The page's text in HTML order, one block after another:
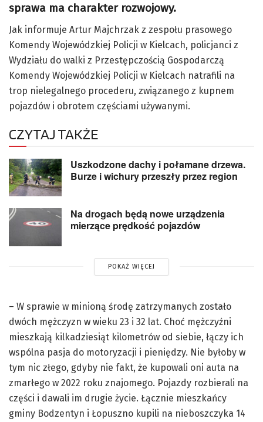
sprawa ma charakter rozwojowy.
Jak informuje Artur Majchrzak z zespołu prasowego
Komendy Wojewódzkiej Policji w Kielcach, policjanci z
Wydziału do walki z Przestępczością Gospodarczą
Komendy Wojewódzkiej Policji w Kielcach natrafili na
trop nielegalnego procederu, związanego z kupnem
pojazdów i obrotem częściami używanymi.
CZYTAJ TAKŻE
Uszkodzone dachy i połamane drzewa.
Burze i wichury przeszły przez region
Na drogach będą nowe urządzenia
mierzące prędkość pojazdów
POKAŻ WIĘCEJ
– W sprawie w minioną środę zatrzymanych zostało
dwóch mężczyzn w wieku 23 i 32 lat. Choć mężczyźni
mieszkają kilkadziesiąt kilometrów od siebie, łączy ich
wspólna pasja do motoryzacji i pieniędzy. Nie byłoby w
tym nic złego, gdyby nie fakt, że kupowali oni auta na
zmarłego w 2022 roku znajomego. Pojazdy rozbierali na
części i dawali im drugie życie. Łącznie mieszkańcy
gminy Bodzentyn i Łopuszno kupili na nieboszczyka 14